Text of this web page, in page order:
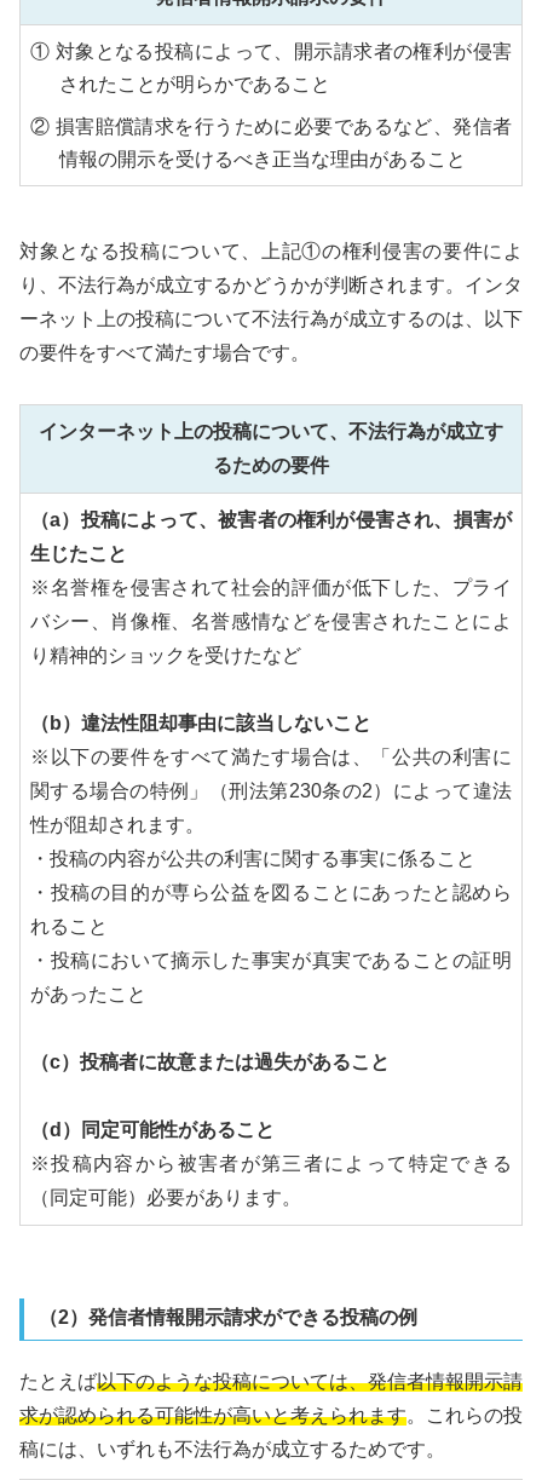
① 対象となる投稿によって、開示請求者の権利が侵害
されたことが明らかであること
② 損害賠償請求を行うために必要であるなど、発信者
情報の開示を受けるべき正当な理由があること
対象となる投稿について、上記①の権利侵害の要件によ
り、不法行為が成立するかどうかが判断されます。インタ
ーネット上の投稿について不法行為が成立するのは、以下
の要件をすべて満たす場合です。
インターネット上の投稿について、不法行為が成立す
るための要件
（a）投稿によって、被害者の権利が侵害され、損害が
生じたこと
※名誉権を侵害されて社会的評価が低下した、プライ
バシー、肖像権、名誉感情などを侵害されたことによ
り精神的ショックを受けたなど
（b）違法性阻却事由に該当しないこと
※以下の要件をすべて満たす場合は、「公共の利害に
関する場合の特例」（刑法第230条の2）によって違法
性が阻却されます。
・投稿の内容が公共の利害に関する事実に係ること
・投稿の目的が専ら公益を図ることにあったと認めら
れること
・投稿において摘示した事実が真実であることの証明
があったこと
（c）投稿者に故意または過失があること
（d）同定可能性があること
※投稿内容から被害者が第三者によって特定できる
（同定可能）必要があります。
（2）発信者情報開示請求ができる投稿の例
たとえば以下のような投稿については、発信者情報開示請
求が認められる可能性が高いと考えられます。これらの投
稿には、いずれも不法行為が成立するためです。